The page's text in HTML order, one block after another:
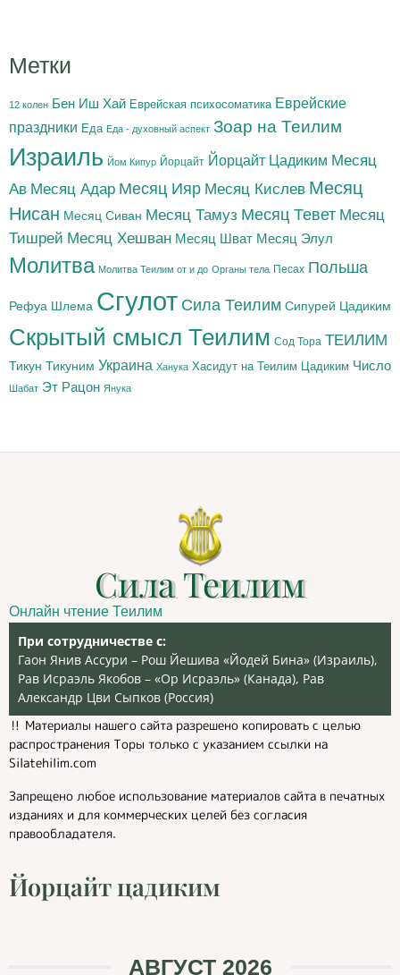
Метки
12 колен Бен Иш Хай Еврейская психосоматика Еврейские
праздники Еда Еда - духовный аспект Зоар на Теилим
Израиль Йом Кипур Йорцайт Йорцайт Цадиким Месяц
Ав Месяц Адар Месяц Ияр Месяц Кислев Месяц
Нисан Месяц Сиван Месяц Тамуз Месяц Тевет Месяц
Тишрей Месяц Хешван Месяц Шват Месяц Элул
Молитва Молитва Теилим от и до Органы тела Песах Польша
Рефуа Шлема Сгулот Сила Теилим Сипурей Цадиким
Скрытый смысл Теилим Сод Тора ТЕИЛИМ
Тикун Тикуним Украина Ханука Хасидут на Теилим Цадиким Число
Шабат Эт Рацон Янука
Сила Теилим
Онлайн чтение Теилим
При сотрудничестве с:
Гаон Янив Ассури – Рош Йешива «Йодей Бина» (Израиль),
Рав Исраэль Якобов – «Ор Исраэль» (Канада), Рав
Александр Цви Сыпков (Россия)
‼️ Материалы нашего сайта разрешено копировать с целью
распространения Торы только с указанием ссылки на
Silatehilim.com
Запрещено любое использование материалов сайта в печатных
изданиях и для коммерческих целей без согласия
правообладателя.
Йорцайт цадиким
АВГУСТ 2026